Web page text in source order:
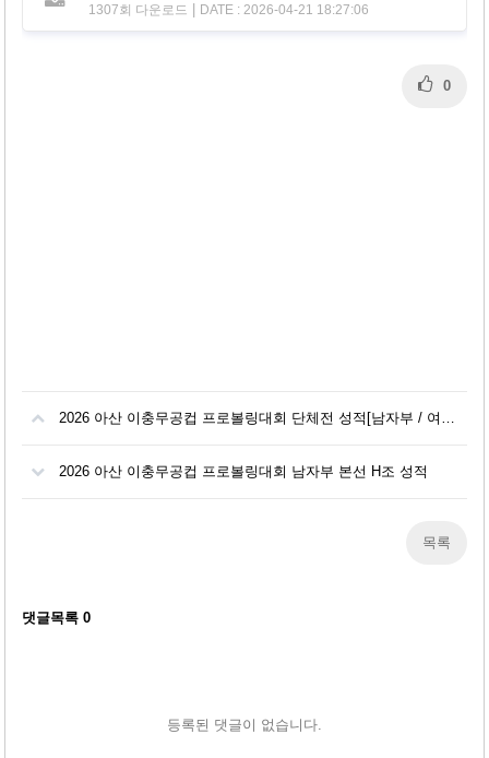
1307회 다운로드 DATE : 2026-04-21 18:27:06
0
2026 아산 이충무공컵 프로볼링대회 단체전 성적[남자부 / 여자부]
2026 아산 이충무공컵 프로볼링대회 남자부 본선 H조 성적
목록
댓글목록 0
등록된 댓글이 없습니다.